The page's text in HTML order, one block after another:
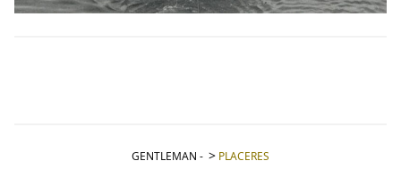
GENTLEMAN - PLACERES